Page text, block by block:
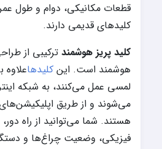
قطعات مکانیکی، دوام و طول
کلیدهای قدیمی دارند.
کلید پریز هوشمند ترکیبی از
هوشمند است. این کلیدهاعلاوه
لمسی عمل می‌کنند، به شبکه
می‌شوند و از طریق اپلیکیشن‌های
هستند. شما می‌توانید از راه
فیزیکی، وضعیت چراغ‌ها و